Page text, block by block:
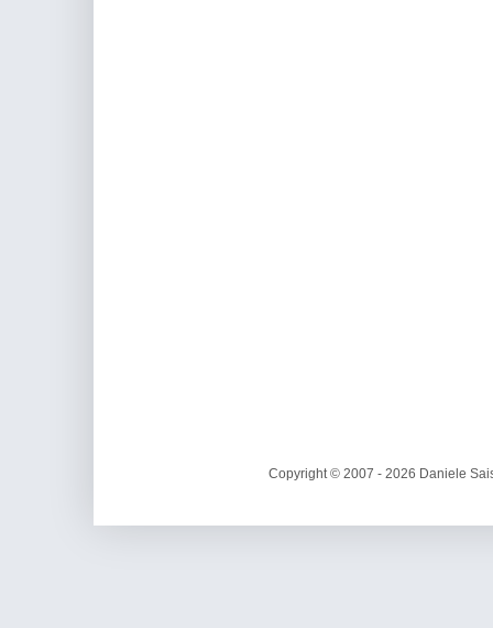
Copyright © 2007 - 2026 Daniele